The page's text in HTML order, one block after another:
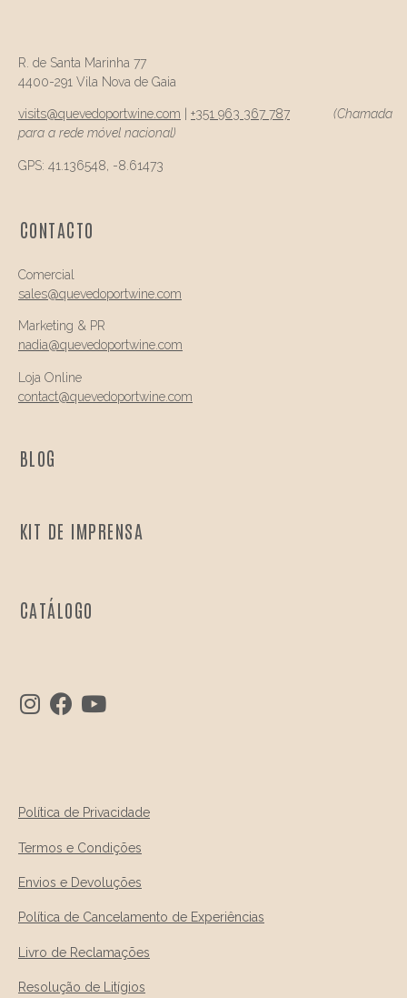
R. de Santa Marinha 77
4400-291 Vila Nova de Gaia
visits@quevedoportwine.com +351 963 367 787
(Chamada
para a rede móvel nacional)
GPS: 41.136548, -8.61473
CONTACTO
Comercial
sales@quevedoportwine.com
Marketing & PR
nadia@quevedoportwine.com
Loja Online
contact@quevedoportwine.com
BLOG
KIT DE IMPRENSA
CATÁLOGO
Política de Privacidade
Termos e Condições
Envios e Devoluções
Política de Cancelamento de Experiências
Livro de Reclamações
Resolução de Litígios